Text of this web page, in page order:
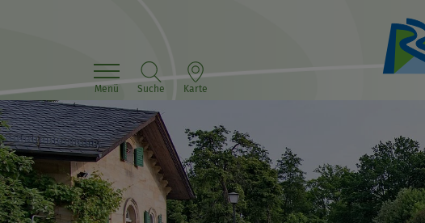
Menü Suche Karte